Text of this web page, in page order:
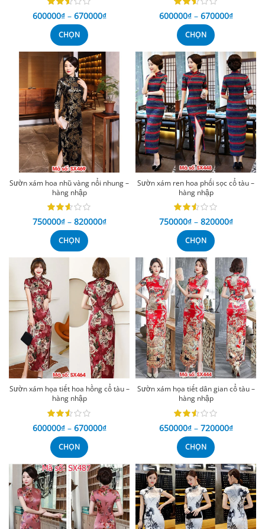
600000₫ – 670000₫
CHỌN
600000₫ – 670000₫
CHỌN
Sườn xám hoa nhũ vàng nổi nhung –
hàng nhập
750000₫ – 820000₫
CHỌN
Sườn xám ren hoa phối sọc cổ tàu –
hàng nhập
750000₫ – 820000₫
CHỌN
Sườn xám họa tiết hoa hồng cổ tàu –
hàng nhập
600000₫ – 670000₫
CHỌN
Sườn xám họa tiết dân gian cổ tàu –
hàng nhập
650000₫ – 720000₫
CHỌN